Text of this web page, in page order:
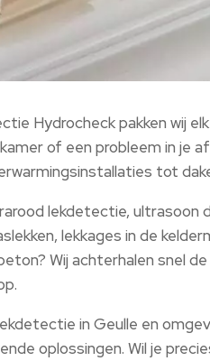
Hydrocheck pakken wij
of een probleem in je
tot
lekdetectie,
lekkages in de
Wij achterhalen snel
in Geulle en
oplossingen. Wil je